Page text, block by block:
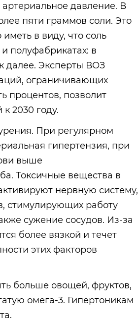
давление. В
пяти граммов соли. Это
в виду, что соль
полуфабрикатах: в
далее. Эксперты ВОЗ
ограничивающих
процентов, позволит
2030 году.
При регулярном
гипертензия, при
выше
Токсичные вещества в
нервную систему,
стимулирующих работу
сужение сосудов. Из-за
более вязкой и течет
этих факторов
больше овощей, фруктов,
омега-3. Гипертоникам